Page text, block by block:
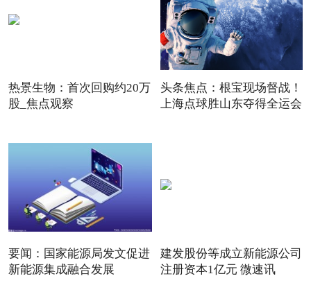
热景生物：首次回购约20万
股_焦点观察
头条焦点：根宝现场督战！
上海点球胜山东夺得全运会
要闻：国家能源局发文促进
新能源集成融合发展
建发股份等成立新能源公司
注册资本1亿元 微速讯